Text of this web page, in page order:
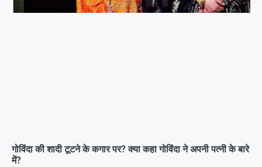
गोविंदा की शादी टूटने के कगार पर? क्या कहा गोविंदा ने अपनी पत्नी के बारे
में?